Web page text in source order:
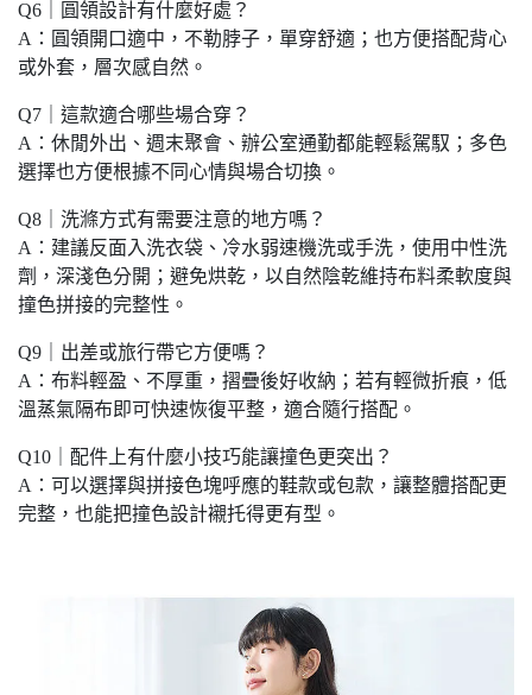
Q6｜圓領設計有什麼好處？
A：圓領開口適中，不勒脖子，單穿舒適；也方便搭配背心
或外套，層次感自然。
Q7｜這款適合哪些場合穿？
A：休閒外出、週末聚會、辦公室通勤都能輕鬆駕馭；多色
選擇也方便根據不同心情與場合切換。
Q8｜洗滌方式有需要注意的地方嗎？
A：建議反面入洗衣袋、冷水弱速機洗或手洗，使用中性洗
劑，深淺色分開；避免烘乾，以自然陰乾維持布料柔軟度與
撞色拼接的完整性。
Q9｜出差或旅行帶它方便嗎？
A：布料輕盈、不厚重，摺疊後好收納；若有輕微折痕，低
溫蒸氣隔布即可快速恢復平整，適合隨行搭配。
Q10｜配件上有什麼小技巧能讓撞色更突出？
A：可以選擇與拼接色塊呼應的鞋款或包款，讓整體搭配更
完整，也能把撞色設計襯托得更有型。